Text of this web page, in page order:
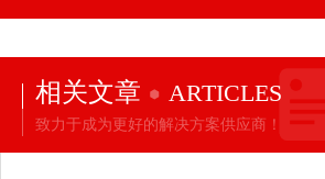
相关文章 ARTICLES
致力于成为更好的解决方案供应商！